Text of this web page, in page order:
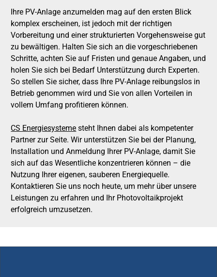
Ihre PV-Anlage anzumelden mag auf den ersten Blick
komplex erscheinen, ist jedoch mit der richtigen
Vorbereitung und einer strukturierten Vorgehensweise gut
zu bewältigen. Halten Sie sich an die vorgeschriebenen
Schritte, achten Sie auf Fristen und genaue Angaben, und
holen Sie sich bei Bedarf Unterstützung durch Experten.
So stellen Sie sicher, dass Ihre PV-Anlage reibungslos in
Betrieb genommen wird und Sie von allen Vorteilen in
vollem Umfang profitieren können.
CS Energiesysteme steht Ihnen dabei als kompetenter
Partner zur Seite. Wir unterstützen Sie bei der Planung,
Installation und Anmeldung Ihrer PV-Anlage, damit Sie
sich auf das Wesentliche konzentrieren können – die
Nutzung Ihrer eigenen, sauberen Energiequelle.
Kontaktieren Sie uns noch heute, um mehr über unsere
Leistungen zu erfahren und Ihr Photovoltaikprojekt
erfolgreich umzusetzen.